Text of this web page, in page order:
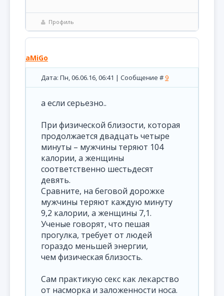
Профиль
aMiGo
Дата: Пн, 06.06.16, 06:41 | Сообщение #9
а если серьезно..
При физической близости, которая
продолжается двадцать четыре
минуты – мужчины теряют 104
калории, а женщины
соответственно шестьдесят
девять.
Сравните, на беговой дорожке
мужчины теряют каждую минуту
9,2 калории, а женщины 7,1.
Ученые говорят, что пешая
прогулка, требует от людей
гораздо меньшей энергии,
чем физическая близость.
Сам практикую секс как лекарство
от насморка и заложенности носа.